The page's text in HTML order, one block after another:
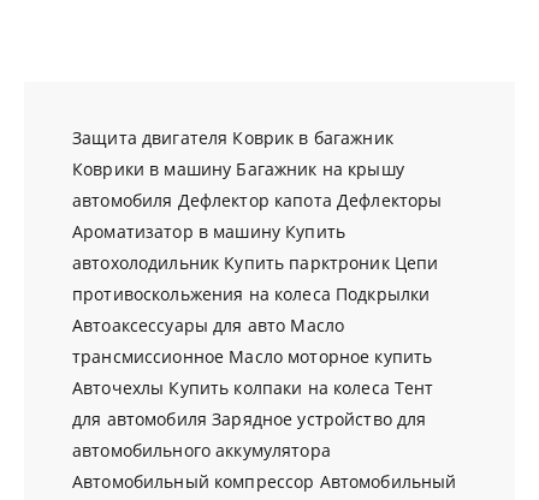
Защита двигателя Коврик в багажник
Коврики в машину Багажник на крышу
автомобиля Дефлектор капота Дефлекторы
Ароматизатор в машину Купить
автохолодильник Купить парктроник Цепи
противоскольжения на колеса Подкрылки
Автоаксессуары для авто Масло
трансмиссионное Масло моторное купить
Авточехлы Купить колпаки на колеса Тент
для автомобиля Зарядное устройство для
автомобильного аккумулятора
Автомобильный компрессор Автомобильный